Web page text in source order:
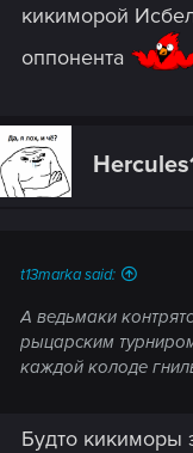
кикиморой
оппонента
t13marka said:
А ведьмаки
рыцарским
каждой колоде
Будто кикиморы